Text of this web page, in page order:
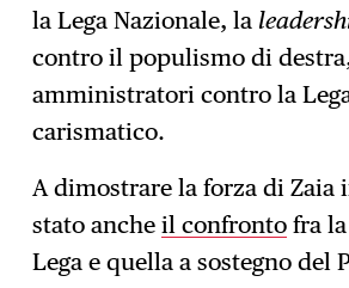
la Lega Nazionale, la
contro il populismo di
amministratori contro la
carismatico.
A dimostrare la forza di Zaia
stato ancheil confronto fra
Lega e quella a sostegno del